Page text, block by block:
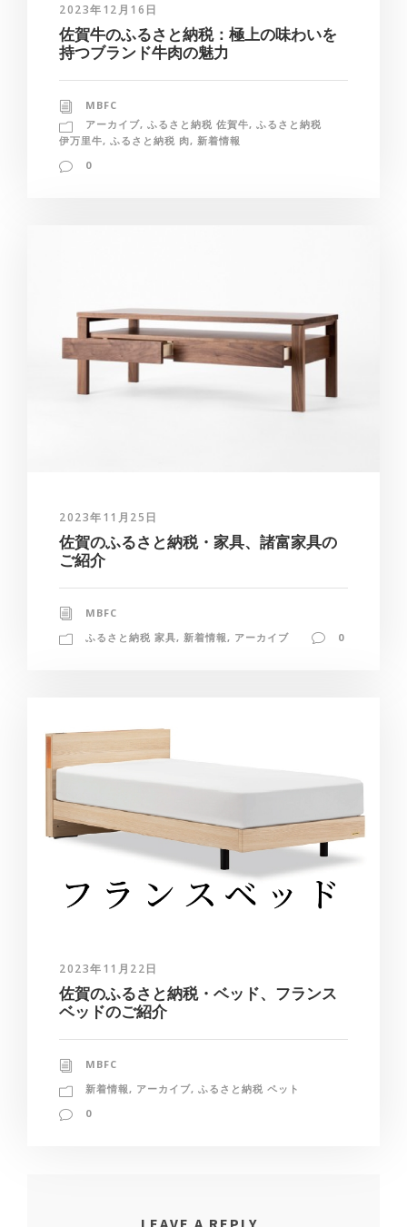
2023年12月16日
佐賀牛のふるさと納税：極上の味わいを
持つブランド牛肉の魅力
MBFC
アーカイブ, ふるさと納税 佐賀牛, ふるさと納税
伊万里牛, ふるさと納税 肉, 新着情報
0
2023年11月25日
佐賀のふるさと納税・家具、諸富家具の
ご紹介
MBFC
ふるさと納税 家具, 新着情報 , アーカイブ 0
2023年11月22日
佐賀のふるさと納税・ベッド、フランス
ベッドのご紹介
MBFC
新着情報, アーカイブ, ふるさと納税 ペット
0